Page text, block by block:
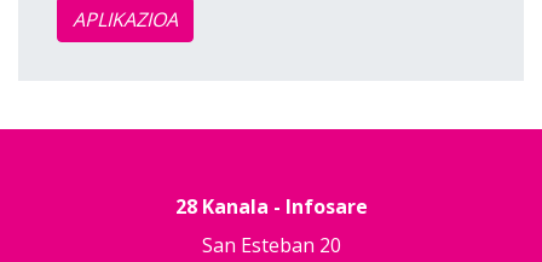
APLIKAZIOA
28 Kanala - Infosare
San Esteban 20